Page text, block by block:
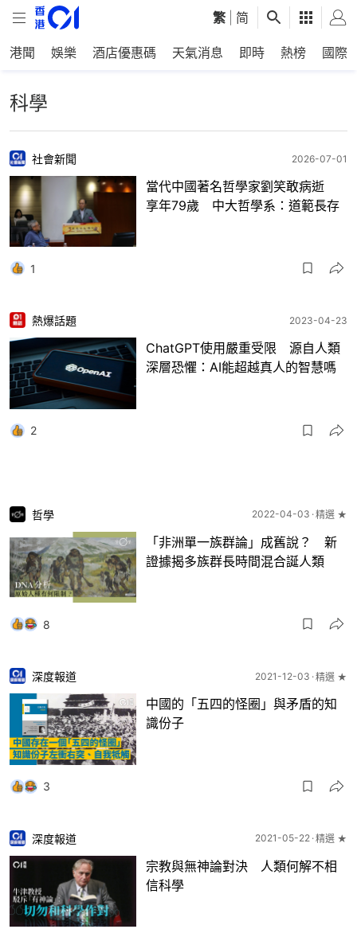
繁 简
港聞 娛樂 酒店優惠碼 天氣消息 即時 熱榜 國際
科學
社會新聞 2026-07-01
當代中國著名哲學家劉笑敢病逝
享年79歲 中大哲學系：道範長存
1
熱爆話題 2023-04-23
ChatGPT使用嚴重受限 源自人類
深層恐懼：AI能超越真人的智慧嗎
2
哲學 2022-04-03 精選 ★
「非洲單一族群論」成舊說？ 新
證據揭多族群長時間混合誕人類
8
深度報道 2021-12-03 精選 ★
中國的「五四的怪圈」與矛盾的知
識份子
3
深度報道 2021-05-22 精選 ★
宗教與無神論對決 人類何解不相
信科學